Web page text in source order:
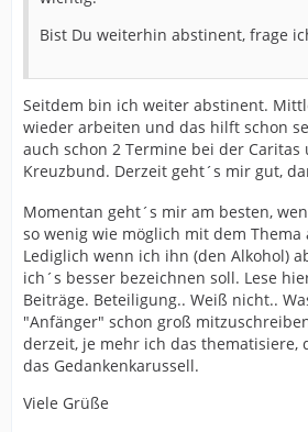
Bist Du weiterhin abstinent, frage
Seitdem bin ich weiter abstinent.
wieder arbeiten und das hilft schon
auch schon 2 Termine bei der
Kreuzbund. Derzeit geht´s mir gut,
Momentan geht´s mir am besten,
so wenig wie möglich mit dem Thema
Lediglich wenn ich ihn (den Alkohol)
ich´s besser bezeichnen soll. Lese
Beiträge. Beteiligung.. Weiß nicht..
"Anfänger" schon groß
derzeit, je mehr ich das thematisiere,
das Gedankenkarussell.
Viele Grüße